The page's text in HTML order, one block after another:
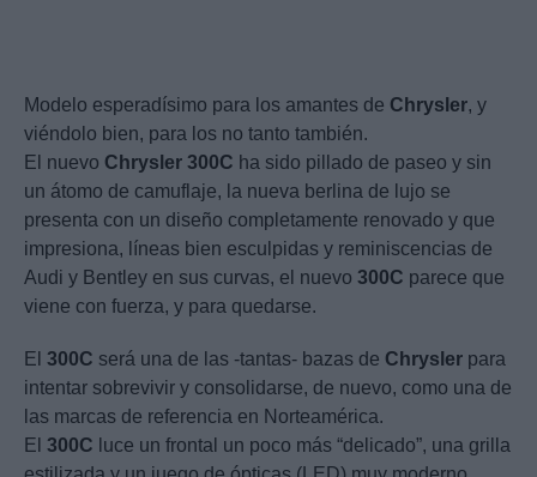
Modelo esperadísimo para los amantes de Chrysler, y
viéndolo bien, para los no tanto también.
El nuevo Chrysler 300C ha sido pillado de paseo y sin
un átomo de camuflaje, la nueva berlina de lujo se
presenta con un diseño completamente renovado y que
impresiona, líneas bien esculpidas y reminiscencias de
Audi y Bentley en sus curvas, el nuevo 300C parece que
viene con fuerza, y para quedarse.
El 300C será una de las -tantas- bazas de Chrysler para
intentar sobrevivir y consolidarse, de nuevo, como una de
las marcas de referencia en Norteamérica.
El 300C luce un frontal un poco más “delicado”, una grilla